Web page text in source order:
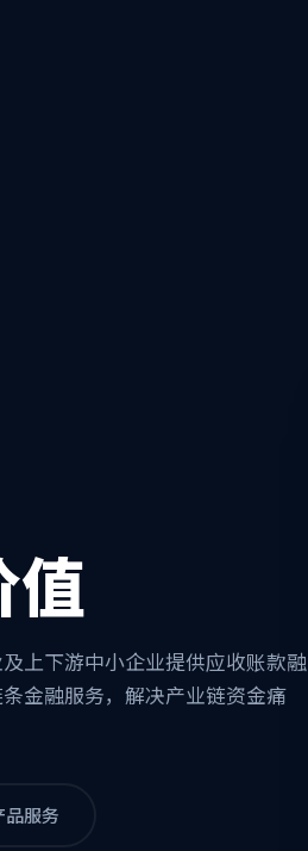
值
上下游中小企业提供应收账款融
金融服务，解决产业链资金痛
品服务